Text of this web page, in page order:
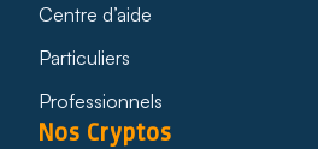
Centre d’aide
Particuliers
Professionnels
Nos Cryptos